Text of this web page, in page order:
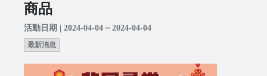
商品
活動日期 | 2024-04-04 ~ 2024-04-04
最新消息